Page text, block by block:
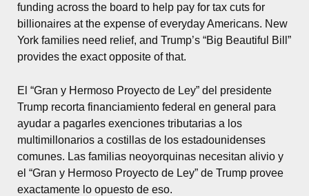
funding across the board to help pay for tax cuts for
billionaires at the expense of everyday Americans. New
York families need relief, and Trump’s “Big Beautiful Bill”
provides the exact opposite of that.
El “Gran y Hermoso Proyecto de Ley” del presidente
Trump recorta financiamiento federal en general para
ayudar a pagarles exenciones tributarias a los
multimillonarios a costillas de los estadounidenses
comunes. Las familias neoyorquinas necesitan alivio y
el “Gran y Hermoso Proyecto de Ley” de Trump provee
exactamente lo opuesto de eso.